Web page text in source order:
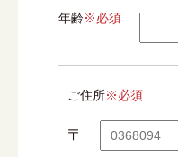
年齢※必須
ご住所※必須
〒